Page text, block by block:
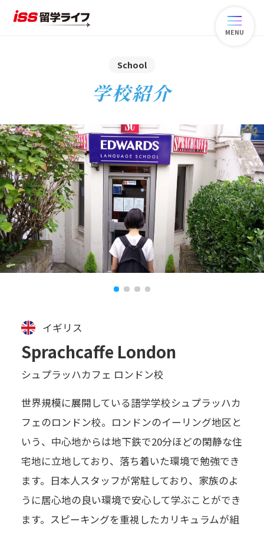
MENU
School
学校紹介
イギリス
Sprachcaffe London
シュプラッハカフェ ロンドン校
世界規模に展開している語学学校シュプラッハカ
フェのロンドン校。ロンドンのイーリング地区と
いう、中心地からは地下鉄で20分ほどの閑静な住
宅地に立地しており、落ち着いた環境で勉強でき
ます。日本人スタッフが常駐しており、家族のよ
うに居心地の良い環境で安心して学ぶことができ
ます。スピーキングを重視したカリキュラムが組